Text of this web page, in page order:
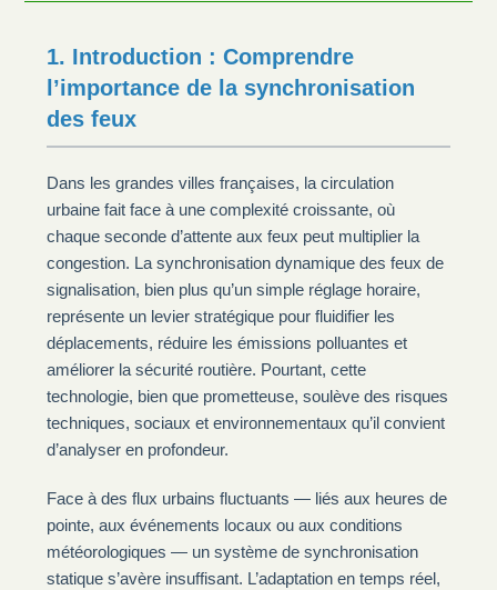
1. Introduction : Comprendre
l’importance de la synchronisation
des feux
Dans les grandes villes françaises, la circulation
urbaine fait face à une complexité croissante, où
chaque seconde d’attente aux feux peut multiplier la
congestion. La synchronisation dynamique des feux de
signalisation, bien plus qu’un simple réglage horaire,
représente un levier stratégique pour fluidifier les
déplacements, réduire les émissions polluantes et
améliorer la sécurité routière. Pourtant, cette
technologie, bien que prometteuse, soulève des risques
techniques, sociaux et environnementaux qu’il convient
d’analyser en profondeur.
Face à des flux urbains fluctuants — liés aux heures de
pointe, aux événements locaux ou aux conditions
météorologiques — un système de synchronisation
statique s’avère insuffisant. L’adaptation en temps réel,